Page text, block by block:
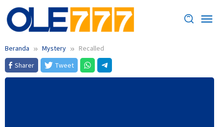
Loncat
ke
konten
Beranda Mystery
Recalled
Sharer
Tweet